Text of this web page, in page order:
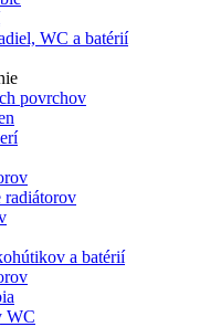
WC a batérií
povrchov
radiátorov
a batérií
WC